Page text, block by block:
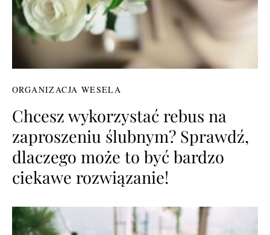
ORGANIZACJA WESELA
Chcesz wykorzystać rebus na
zaproszeniu ślubnym? Sprawdź,
dlaczego może to być bardzo
ciekawe rozwiązanie!